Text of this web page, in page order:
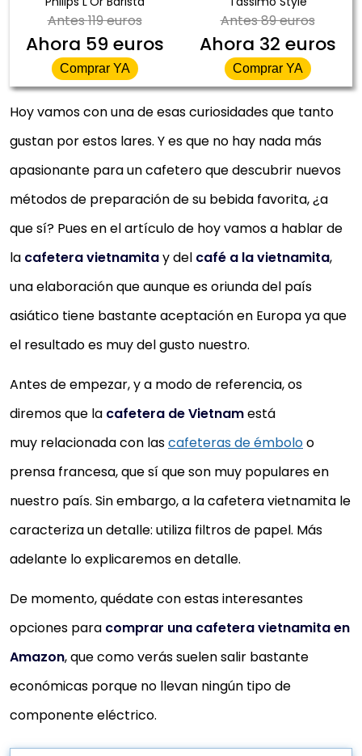
Antes119 euros
Ahora 59 euros
Comprar YA
Antes89 euros
Ahora 32 euros
Comprar YA
Hoy vamos con una de esas curiosidades que tanto
gustan por estos lares. Y es que no hay nada más
apasionante para un cafetero que descubrir nuevos
métodos de preparación de su bebida favorita, ¿a
que sí? Pues en el artículo de hoy vamos a hablar de
la cafetera vietnamitay del café a la vietnamita,
una elaboración que aunque es oriunda del país
asiático tiene bastante aceptación en Europa ya que
el resultado es muy del gusto nuestro.
Antes de empezar, y a modo de referencia, os
diremos que la cafetera de Vietnamestá
muy relacionada con lascafeteras de émboloo
prensa francesa, que sí que son muy populares en
nuestro país. Sin embargo, a la cafetera vietnamita le
caracteriza un detalle: utiliza filtros de papel. Más
adelante lo explicaremos en detalle.
De momento, quédate con estas interesantes
opciones para comprar una cafetera vietnamita en
Amazon, que como verás suelen salir bastante
económicas porque no llevan ningún tipo de
componente eléctrico.